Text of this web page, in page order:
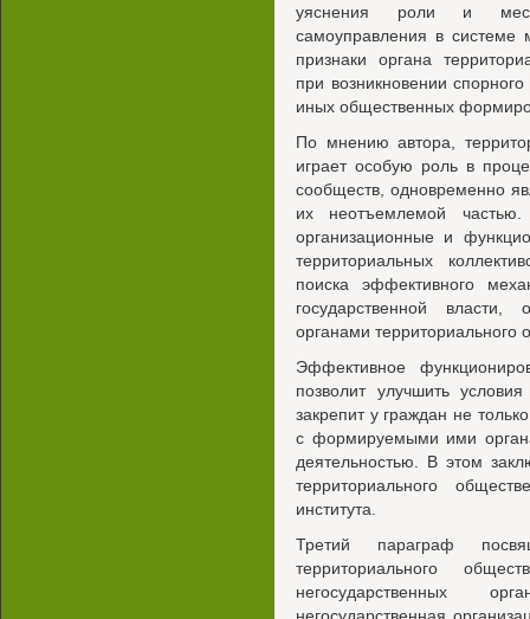
уяснения роли и места
самоуправления в системе
признаки органа
при возникновении
иных общественных
По мнению автора,
играет особую роль в
сообществ, одновременно
их неотъемлемой
организационные и
территориальных
поиска эффективного
государственной
органами территориального
Эффективное
позволит улучшить
закрепит у граждан не
с формируемыми ими
деятельностью. В этом
территориального
института.
Третий параграф
территориального
негосударственных